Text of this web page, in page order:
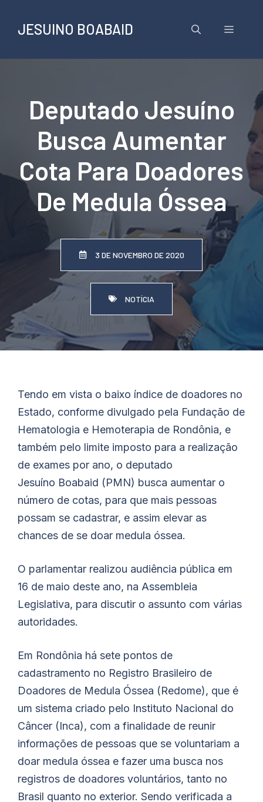
conteúdo
JESUINO BOABAID Menu
Deputado Jesuíno
Busca Aumentar
Cota Para Doadores
De Medula Óssea
3 DE NOVEMBRO DE 2020
NOTÍCIA
Tendo em vista o baixo índice de doadores no
Estado, conforme divulgado pela Fundação de
Hematologia e Hemoterapia de Rondônia, e
também pelo limite imposto para a realização
de exames por ano, o deputado
Jesuíno Boabaid (PMN) busca aumentar o
número de cotas, para que mais pessoas
possam se cadastrar, e assim elevar as
chances de se doar medula óssea.
O parlamentar realizou audiência pública em
16 de maio deste ano, na Assembleia
Legislativa, para discutir o assunto com várias
autoridades.
Em Rondônia há sete pontos de
cadastramento no Registro Brasileiro de
Doadores de Medula Óssea (Redome), que é
um sistema criado pelo Instituto Nacional do
Câncer (Inca), com a finalidade de reunir
informações de pessoas que se voluntariam a
doar medula óssea e fazer uma busca nos
registros de doadores voluntários, tanto no
Brasil quanto no exterior. Sendo verificada a